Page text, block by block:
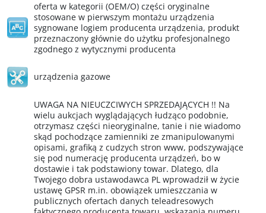
oferta w kategorii (OEM/O) części oryginalne
stosowane w pierwszym montażu urządzenia
sygnowane logiem producenta urządzenia, produkt
przeznaczony głównie do użytku profesjonalnego
zgodnego z wytycznymi producenta
urządzenia gazowe
UWAGA NA NIEUCZCIWYCH SPRZEDAJĄCYCH !! Na
wielu aukcjach wyglądających łudząco podobnie,
otrzymasz części nieoryginalne, tanie i nie wiadomo
skąd pochodzące zamienniki ze zmanipulowanymi
opisami, grafiką z cudzych stron www, podszywające
się pod numerację producenta urządzeń, bo w
dostawie i tak podstawiony towar. Dlatego, dla
Twojego dobra ustawodawca PL wprowadził w życie
ustawę GPSR m.in. obowiązek umieszczania w
publicznych ofertach danych teleadresowych